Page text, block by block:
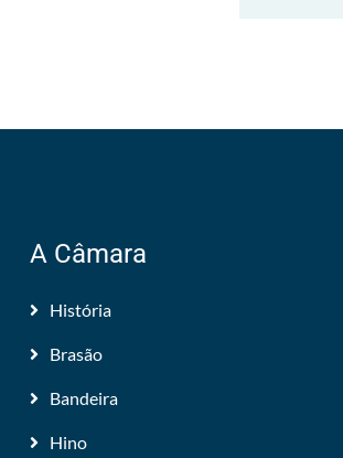
A Câmara
História
Brasão
Bandeira
Hino